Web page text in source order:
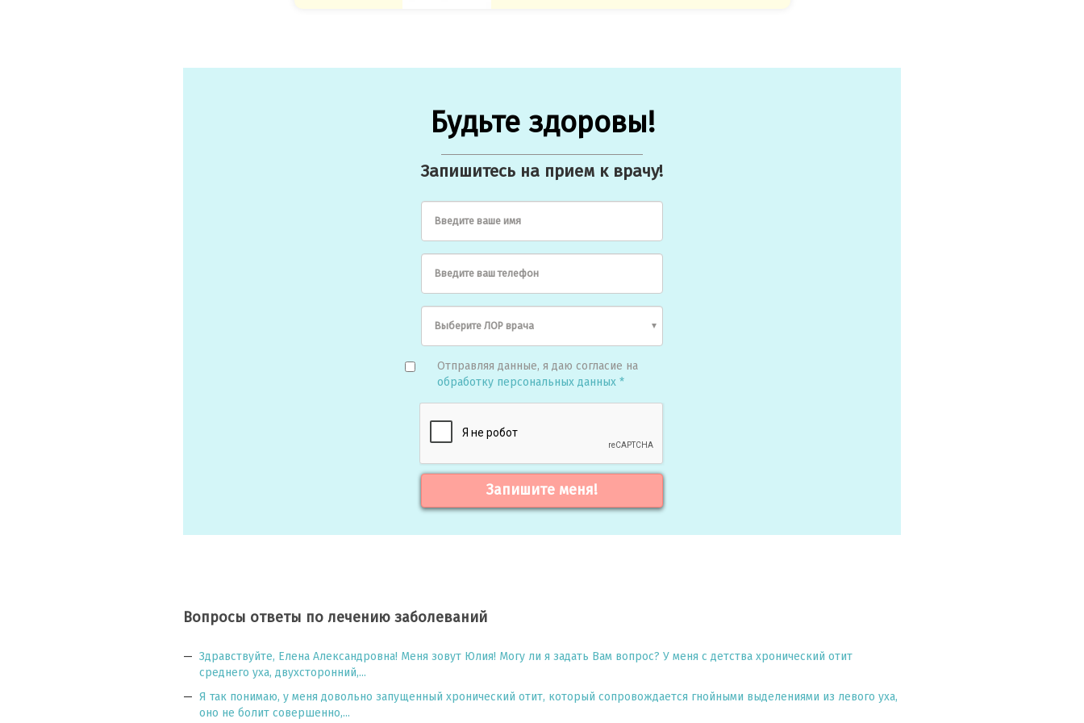
Будьте здоровы!
Запишитесь на прием к врачу!
Введите ваше имя
Введите ваш телефон
Отправляя данные, я даю согласие на
обработку персональных данных *
Запишите меня!
Вопросы ответы по лечению заболеваний
Здравствуйте, Елена Александровна! Меня зовут Юлия! Могу ли я задать Вам вопрос? У меня с детства хронический отит
среднего уха, двухсторонний,...
Я так понимаю, у меня довольно запущенный хронический отит, который сопровождается гнойными выделениями из левого уха,
оно не болит совершенно,...